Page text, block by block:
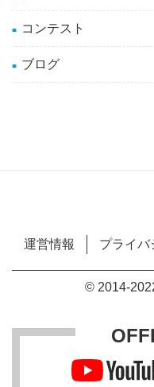
コンテスト
ブログ
運営情報 プライバ
© 2014-